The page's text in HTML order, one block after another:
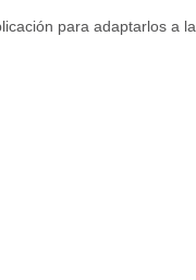
para adaptarlos a la